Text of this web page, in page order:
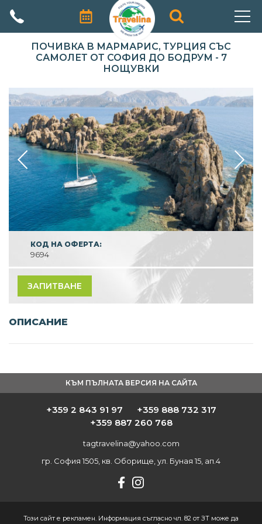
АВТОРСКИ ПРОГРАМИ
ПОЧИВКИ
ЕКЗОТИЧНИ ПЪТУВАНИЯ
ЕКСКУРЗИИ
ПРАЗНИЦИ
КРУИЗИ
ЗА НАС
ПОЧИВКА В МАРМАРИС, ТУРЦИЯ СЪС
САМОЛЕТ ОТ СОФИЯ ДО БОДРУМ - 7
НОЩУВКИ
КОД НА ОФЕРТА:
9694
ЗАПИТВАНЕ
ОПИСАНИЕ
КЪМ ПЪЛНАТА ВЕРСИЯ НА САЙТА
+359 2 843 91 97
+359 888 732 317
+359 887 260 768
tagtravelina@yahoo.com
гр. София 1505, кв. Оборище, ул. Буная 15, ап.4
Този сайт е рекламен. Информация съгласно чл. 82 от ЗТ може да